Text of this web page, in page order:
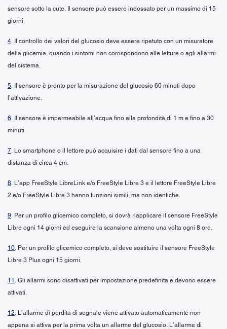
sensore sotto la cute. Il sensore può essere indossato per un massimo di 15
giorni.
4. Il controllo dei valori del glucosio deve essere ripetuto con un misuratore
della glicemia, quando i sintomi non corrispondono alle letture o agli allarmi
del sistema.
5. Il sensore è pronto per la misurazione del glucosio 60 minuti dopo
l’attivazione.
6. Il sensore è impermeabile all’acqua fino alla profondità di 1 m e fino a 30
minuti.
7. Lo smartphone o il lettore può acquisire i dati dal sensore fino a una
distanza di circa 4 cm.
8. L’app FreeStyle LibreLink e/o FreeStyle Libre 3 e il lettore FreeStyle Libre
2 e/o FreeStyle Libre 3 hanno funzioni simili, ma non identiche.
9. Per un profilo glicemico completo, si dovrà riapplicare il sensore FreeStyle
Libre ogni 14 giorni ed eseguire la scansione almeno una volta ogni 8 ore.
10. Per un profilo glicemico completo, si deve sostituire il sensore FreeStyle
Libre 3 Plus ogni 15 giorni.
11 . Gli allarmi sono disattivati per impostazione predefinita e devono essere
attivati.
12. L’allarme di perdita di segnale viene attivato automaticamente non
appena si attiva per la prima volta un allarme del glucosio. L’allarme di